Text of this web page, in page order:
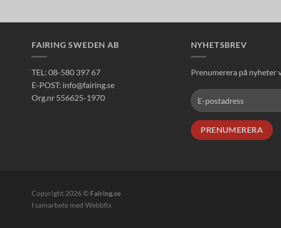
FAIRING SWEDEN AB
TEL: 08-580 397 67
E-POST: info@fairing.se
Org.nr 556625-1970
NYHETSBREV
Prenumerera på nyheter
Copyright 2026 © Fairing.se
I samarbete med Webbfix